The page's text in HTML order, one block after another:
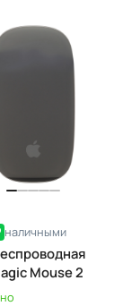
наличными
Mouse 2